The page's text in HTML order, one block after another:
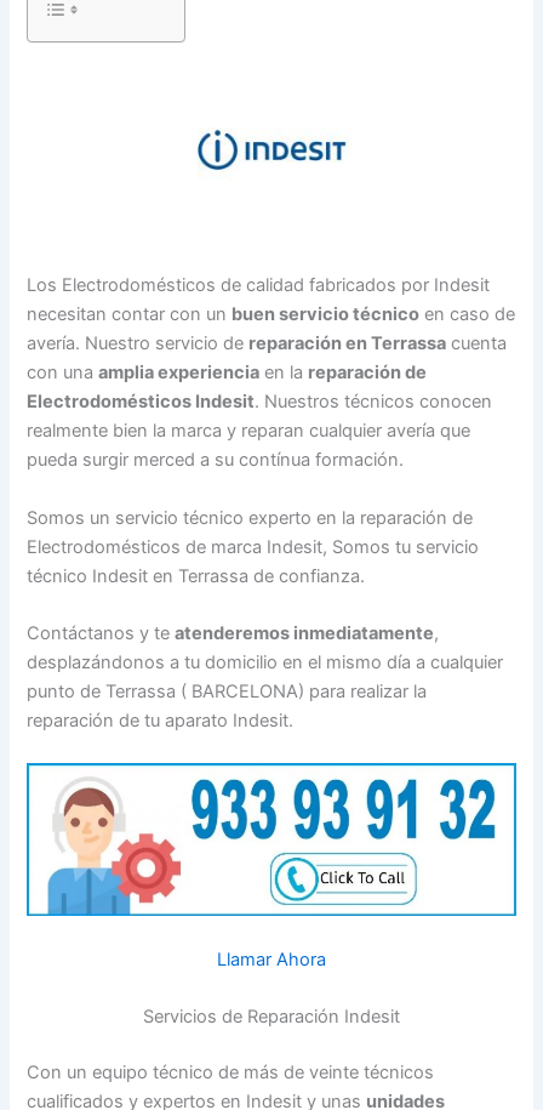
Los Electrodomésticos de calidad fabricados por Indesit
necesitan contar con un buen servicio técnico en caso de
avería. Nuestro servicio de reparación en Terrassa cuenta
con unaamplia experiencia en la reparación de
Electrodomésticos Indesit. Nuestros técnicos conocen
realmente bien la marca y reparan cualquier avería que
pueda surgir merced a su contínua formación.
Somos un servicio técnico experto en la reparación de
Electrodomésticos de marca Indesit, Somos tu servicio
técnico Indesit en Terrassa de confianza.
Contáctanos y teatenderemos inmediatamente,
desplazándonos a tu domicilio en el mismo día a cualquier
punto de Terrassa ( BARCELONA) para realizar la
reparación de tu aparato Indesit.
Llamar Ahora
Servicios de Reparación Indesit
Con un equipo técnico de más de veinte técnicos
cualificados y expertos en Indesit y unas unidades